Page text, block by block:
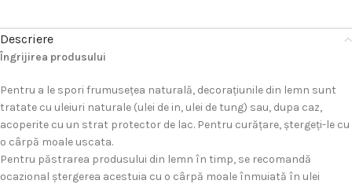
Descriere
Îngrijirea produsului
Pentru a le spori frumuseţea naturală, decoraţiunile din lemn sunt
tratate cu uleiuri naturale (ulei de in, ulei de tung) sau, dupa caz,
acoperite cu un strat protector de lac. Pentru curăţare, ştergeţi-le cu
o cârpă moale uscata.
Pentru păstrarea produsului din lemn în timp, se recomandă
ocazional ştergerea acestuia cu o cârpă moale înmuiată în ulei